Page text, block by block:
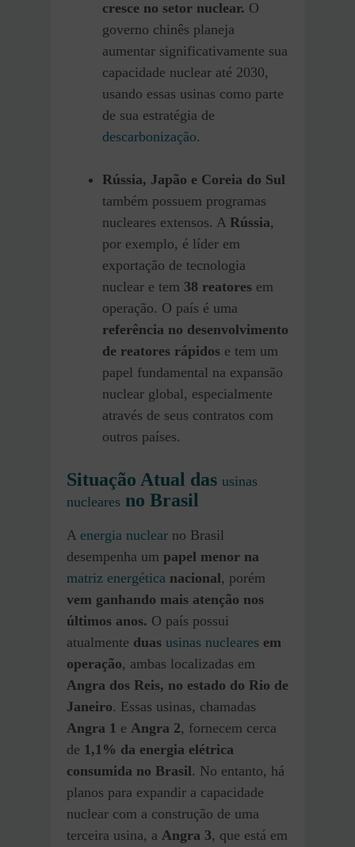
cresce no setor nuclear. O
governo chinês planeja
aumentar significativamente sua
capacidade nuclear até 2030,
usando essas usinas como parte
de sua estratégia de
descarbonização.
Rússia, Japão e Coreia do Sul
também possuem programas
nucleares extensos. A Rússia,
por exemplo, é líder em
exportação de tecnologia
nuclear e tem 38 reatores em
operação. O país é uma
referência no desenvolvimento
de reatores rápidos e tem um
papel fundamental na expansão
nuclear global, especialmente
através de seus contratos com
outros países.
Situação Atual das usinas
nucleares no Brasil
A energia nuclear no Brasil
desempenha um papel menor na
matriz energética nacional, porém
vem ganhando mais atenção nos
últimos anos. O país possui
atualmente duas usinas nucleares em
operação, ambas localizadas em
Angra dos Reis, no estado do Rio de
Janeiro. Essas usinas, chamadas
Angra 1 e Angra 2, fornecem cerca
de 1,1% da energia elétrica
consumida no Brasil. No entanto, há
planos para expandir a capacidade
nuclear com a construção de uma
terceira usina, a Angra 3, que está em